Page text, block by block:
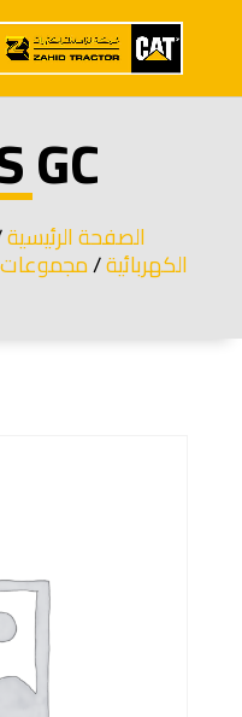
GC
الصفحة الرئيسية
الكهربائية/مجموعات